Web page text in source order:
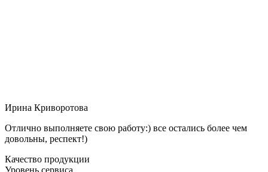
Ирина Криворотова
Отлично выполняете свою работу:) все остались более чем
довольны, респект!)
Качество продукции
Уровень сервиса